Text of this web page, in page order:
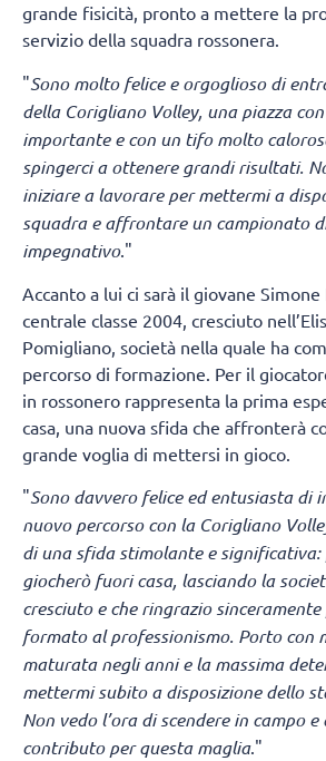
grande fisicità, pronto a mettere la
servizio della squadra rossonera.
"Sono molto felice e orgoglioso di
della Corigliano Volley, una piazza
importante e con un tifo molto
spingerci a ottenere grandi risultati.
iniziare a lavorare per mettermi a
squadra e affrontare un campionato
impegnativo."
Accanto a lui ci sarà il giovane Simone
centrale classe 2004, cresciuto
Pomigliano, società nella quale ha
percorso di formazione. Per il
in rossonero rappresenta la prima
casa, una nuova sfida che affronterà
grande voglia di mettersi in gioco.
"Sono davvero felice ed entusiasta di
nuovo percorso con la Corigliano
di una sfida stimolante e
giocherò fuori casa, lasciando la
cresciuto e che ringrazio
formato al professionismo. Porto con
maturata negli anni e la massima
mettermi subito a disposizione dello
Non vedo l’ora di scendere in campo
contributo per questa maglia."